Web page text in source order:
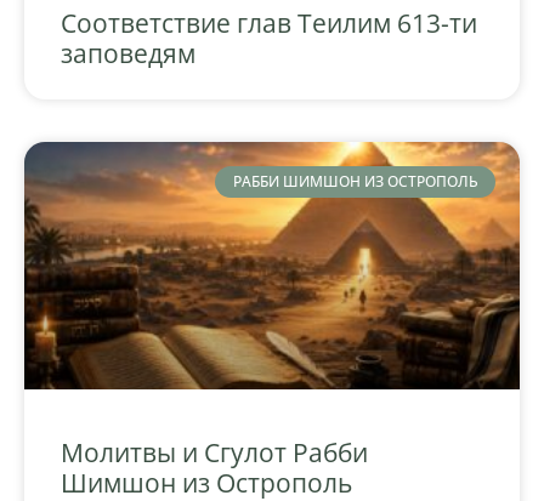
Соответствие глав Теилим 613-ти
заповедям
РАББИ ШИМШОН ИЗ ОСТРОПОЛЬ
Молитвы и Сгулот Рабби
Шимшон из Острополь